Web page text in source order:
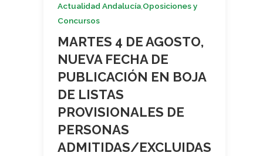
Actualidad Andalucía,Oposiciones y
Concursos
MARTES 4 DE AGOSTO,
NUEVA FECHA DE
PUBLICACIÓN EN BOJA
DE LISTAS
PROVISIONALES DE
PERSONAS
ADMITIDAS/EXCLUIDAS